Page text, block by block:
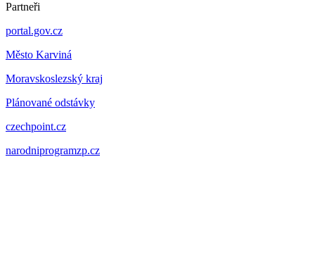
Partneři
portal.gov.cz
Město Karviná
Moravskoslezský kraj
Plánované odstávky
czechpoint.cz
narodniprogramzp.cz